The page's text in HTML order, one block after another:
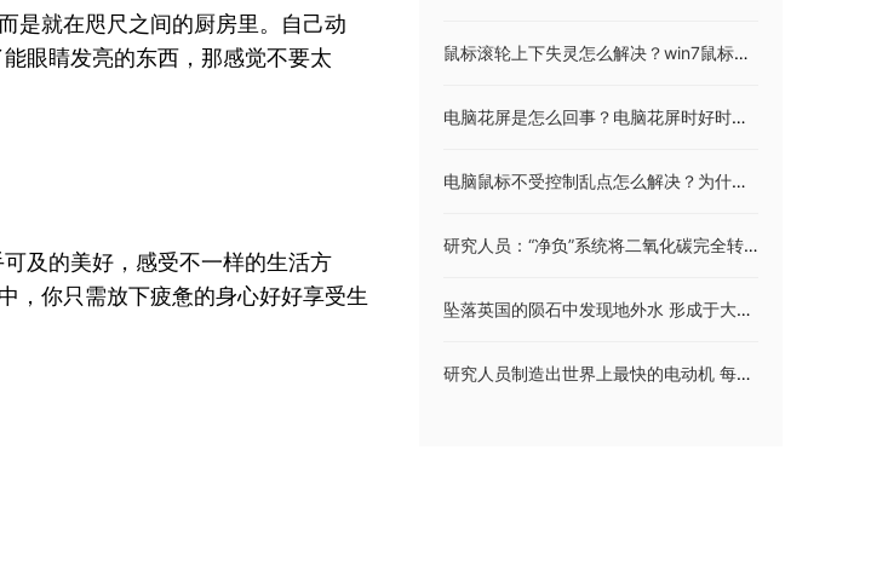
是就在咫尺之间的厨房里。自己动
眼睛发亮的东西，那感觉不要太
及的美好，感受不一样的生活方
，你只需放下疲惫的身心好好享受生
鼠标滚轮上下失灵怎么解决？win7鼠标没有滚轮设置怎么办？
电脑花屏是怎么回事？电脑花屏时好时坏怎么回事？
电脑鼠标不受控制乱点怎么解决？为什么鼠标在界面图标上划过就会自动选中？
研究人员：“净负”系统将二氧化碳完全转化为乙烯
坠落英国的陨石中发现地外水 形成于大约46亿年前
研究人员制造出世界上最快的电动机 每分钟十万转有望解决电动汽车续航难题